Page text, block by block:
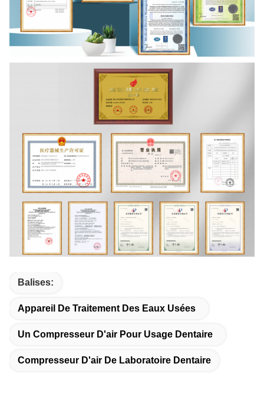
Balises:
Appareil De Traitement Des Eaux Usées
Un Compresseur D'air Pour Usage Dentaire
Compresseur D'air De Laboratoire Dentaire